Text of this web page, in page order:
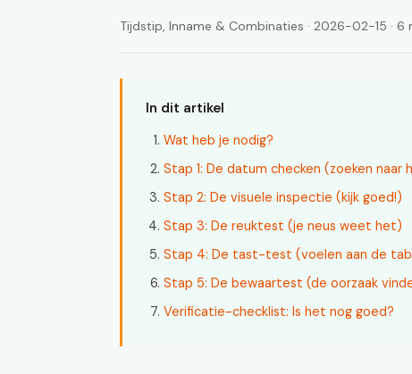
Tijdstip, Inname & Combinaties · 2026-02-15 · 6
In dit artikel
Wat heb je nodig?
Stap 1: De datum checken (zoeken naar
Stap 2: De visuele inspectie (kijk goed!)
Stap 3: De reuktest (je neus weet het)
Stap 4: De tast-test (voelen aan de
Stap 5: De bewaartest (de oorzaak
Verificatie-checklist: Is het nog goed?